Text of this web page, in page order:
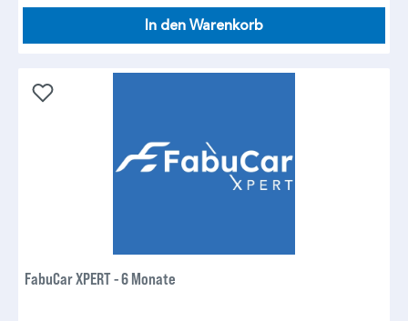
In den Warenkorb
FabuCar XPERT - 6 Monate